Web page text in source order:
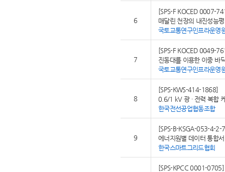
6
[SPS-F KOCED 0007-
매달린 천장의 내진성능
국토교통연구인프라운영
7
[SPS-F KOCED 0049-
진동대를 이용한 이중 바
국토교통연구인프라운영
8
[SPS-KWS-414-1868]
0.6/1 kV 광 ∙ 전력 복합
한국전선공업협동조합
9
[SPS-B-KSGA-053-4-2-
에너지원별 데이터 통합
한국스마트그리드협회
[SPS-KPCC 0001-0705]